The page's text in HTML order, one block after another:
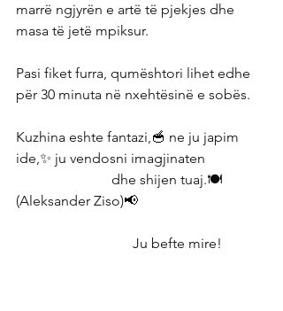
marrë ngjyrën e artë të pjekjes dhe
masa të jetë mpiksur.
Pasi fiket furra, qumështori lihet edhe
për 30 minuta në nxehtësinë e sobës.
Kuzhina eshte fantazi,🥣 ne ju japim
ide,✨ ju vendosni imagjinaten
(Aleksander Ziso)📢
                                 Ju befte mire!